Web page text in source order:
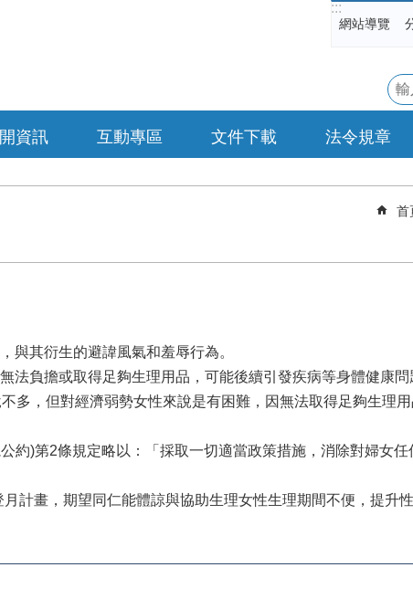
:::
網站導覽
資訊 互動專區 文件下載 法令規章
首
與其衍生的避諱風氣和羞辱行為。
法負擔或取得足夠生理用品，可能後續引發疾病等身體健康
多，但對經濟弱勢女性來說是有困難，因無法取得足夠生理
約)第2條規定略以：「採取一切適當政策措施，消除對婦女
計畫，期望同仁能體諒與協助生理女性生理期間不便，提升性